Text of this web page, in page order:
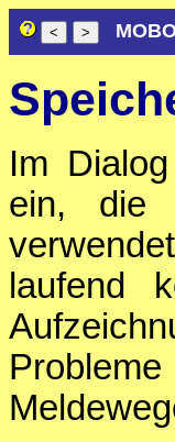
Im Dialog
ein, die
laufend